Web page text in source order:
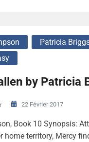
Patricia
by Patricia
22 Février 2017
Book 10 Synopsis:
home territory, Mercy